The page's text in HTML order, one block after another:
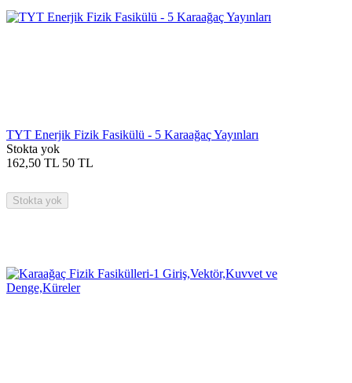
TYT Enerjik Fizik Fasikülü - 5 Karaağaç Yayınları
Stokta yok
162,50 TL 50 TL
Stokta yok